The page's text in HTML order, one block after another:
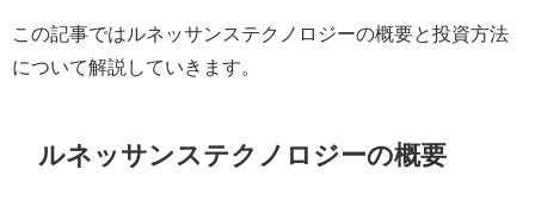
この記事ではルネッサンステクノロジーの概要と投資方法
について解説していきます。
ルネッサンステクノロジーの概要